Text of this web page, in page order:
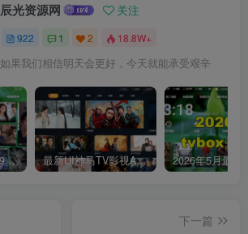
辰光资源网 关注
922 1 2 18.8W+
如果我们相信明天会更好，今天就能承受艰辛
2026最新版绿豆UI9双端影视APP源码 最新UI神马TV影视APP源码 乐檬影视苹果CMS后台 包含前后端源码
下一篇